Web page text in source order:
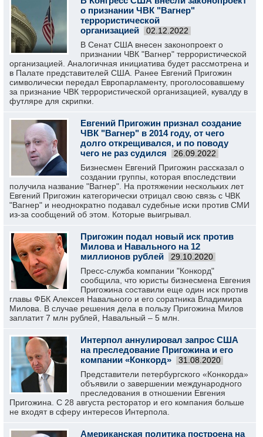
о признании ЧВК "Вагнер"
террористической
организацией
02.12.2022
В Сенат США внесен законопроект о
признании ЧВК "Вагнер" террористической
организацией. Аналогичная инициатива будет рассмотрена и
в Палате представителей США. Ранее Евгений Пригожин
символически передал Европарламенту, проголосовавшему
за признание ЧВК террористической организацией, кувалду в
футляре для скрипки.
Евгений Пригожин признал создание
ЧВК "Вагнер" в 2014 году, от чего
долго открещивался, и по поводу
чего не раз судился
26.09.2022
Бизнесмен Евгений Пригожин рассказал о
создании группы, которая впоследствии
получила название "Вагнер". На протяжении нескольких лет
Евгений Пригожин категорически отрицал свою связь с ЧВК
"Вагнер" и неоднократно подавал судебные иски против СМИ
из-за сообщений об этом. Которые выигрывал.
Пригожин подал новый иск против
Милова и Навального на 12
миллионов рублей
29.10.2020
Пресс-служба компании "Конкорд"
сообщила, что юристы бизнесмена Евгения
Пригожина составили еще один иск против
главы ФБК Алексея Навального и его соратника Владимира
Милова. В случае решения дела в пользу Пригожина Милов
заплатит 7 млн рублей, Навальный – 5 млн.
Интерпол аннулировал запрос США
на преследование Пригожина и его
компании «Конкорд»
31.08.2020
Представители петербургского «Конкорда»
объявили о завершении международного
преследования в отношении Евгения
Пригожина. С 28 августа ресторатор и его компания больше
не входят в сферу интересов Интерпола.
Американская политика построена на